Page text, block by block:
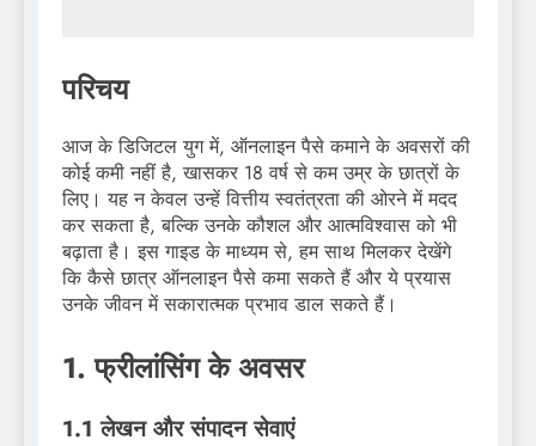
परिचय
आज के डिजिटल युग में, ऑनलाइन पैसे कमाने के अवसरों की
कोई कमी नहीं है, खासकर 18 वर्ष से कम उम्र के छात्रों के
लिए। यह न केवल उन्हें वित्तीय स्वतंत्रता की ओरने में मदद
कर सकता है, बल्कि उनके कौशल और आत्मविश्वास को भी
बढ़ाता है। इस गाइड के माध्यम से, हम साथ मिलकर देखेंगे
कि कैसे छात्र ऑनलाइन पैसे कमा सकते हैं और ये प्रयास
उनके जीवन में सकारात्मक प्रभाव डाल सकते हैं।
1. फ्रीलांसिंग के अवसर
1.1 लेखन और संपादन सेवाएं